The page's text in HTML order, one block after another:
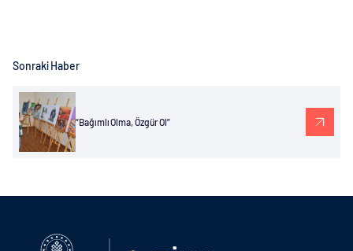
Sonraki Haber
“Bağımlı Olma, Özgür Ol”